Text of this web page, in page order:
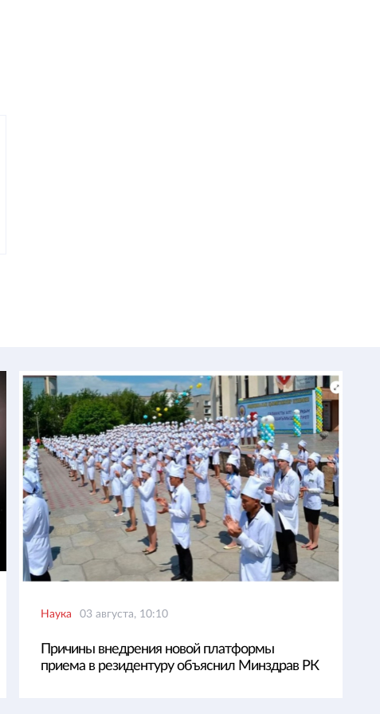
Наука 03 августа, 10:10
Причины внедрения новой платформы
приема в резидентуру объяснил Минздрав РК